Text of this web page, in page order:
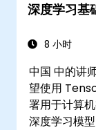
深度学习基
8 小时
中国 中的讲
望使用
署用于计算
深度学习模